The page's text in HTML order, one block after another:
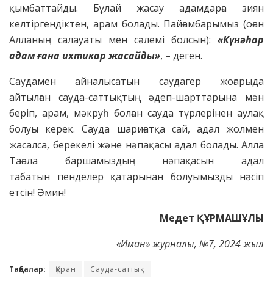
қымбаттайды. Бұлай жасау адамдарға зиян
келтіргендіктен, арам болады. Пайғамбарымыз (оған
Алланың салауаты мен сәлемі болсын): «Күнәһар
адам ғана ихтикар жасайды», – деген.
Саудамен айналысатын саудагер жоғарыда
айтылған сауда-саттықтың әдеп-шарттарына мән
беріп, арам, мәкруһ болған сауда түрлерінен аулақ
болуы керек. Сауда шариғатқа сай, адал жолмен
жасалса, берекелі және нәпақасы адал болады. Алла
Тағала баршамыздың нәпақасын адал
табатын пенделер қатарынан болуымызды нәсіп
етсін! Әмин!
Медет ҚҰРМАШҰЛЫ
«Иман» журналы, №7, 2024 жыл
Таңбалар: Құран Сауда-саттық